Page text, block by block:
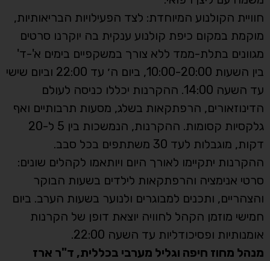
חוויית הקולנוע המיוחדת: לצד הפעילויות הבריאותיות,
מוקמת במקום כיפת קולנוע ענקית בה יוקרנו סרטים
מגוונים בתלת-ממד ללא צורך במשקפיים בימים א'-ד'
בין השעות 10:00-20:00, ביום ה׳ עד 22:00 וביום שישי
עד השעה 14:00. ההקרנות יכללו כניסה לעולם
הדינוזאורים, הרפתקאות בשלג, מסעות תרבותיים ואף
גלקסיות קסומות. ההקרנות, הנמשכות בין 5 ל-20
דקות, מוגבלות לעד 30 משתתפים בכל סבב.
ההקרנות יתקיימו לאורך היום ויותאמו לקהלים שונים:
סרטי אנימציה והרפתקאות לילדים בשעות הבוקר
והצהריים, ותכנים למבוגרים ולנוער בשעות הערב. ביום
חמישי מוזמן הקהל לחוויה יוצאת דופן של הקרנות
אומנותיות ופסיכודליות עד השעה 22:00.
מנהל מחוז חיפה וגליל מערבי בכללית, ד"ר ארז